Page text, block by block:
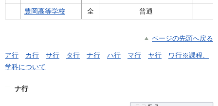
豊岡高等学校 全 普通
ページの先頭へ戻る
ア行 カ行 サ行 タ行 ナ行 ハ行 マ行 ヤ行 ワ行※課程、
学科について
ナ行